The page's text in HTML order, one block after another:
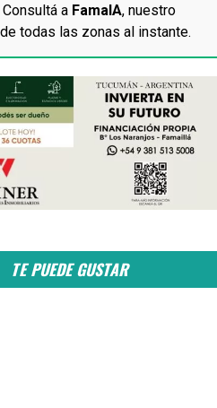
Consultá a FamaIA, nuestro
todas las zonas al instante.
TE PUEDE GUSTAR